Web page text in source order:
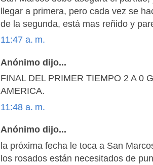
llegar a primera, pero cada vez se
de la segunda, está mas reñido y
11:47 a. m.
Anónimo dijo...
FINAL DEL PRIMER TIEMPO 2 A 0
AMERICA.
11:48 a. m.
Anónimo dijo...
la próxima fecha le toca a San
los rosados están necesitados de